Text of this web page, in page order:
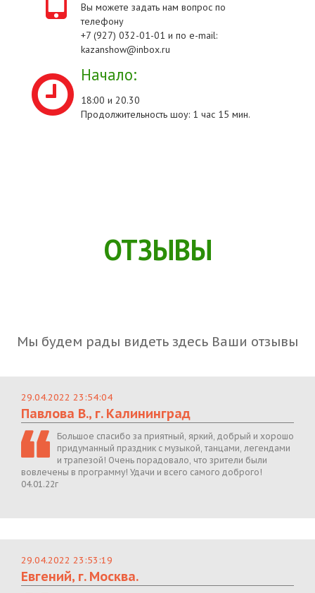
Вы можете задать нам вопрос по
телефону
+7 (927) 032-01-01 и по e-mail:
kazanshow@inbox.ru
Начало:
18:00 и 20.30
Продолжительность шоу: 1 час 15 мин.
ОТЗЫВЫ
Мы будем рады видеть здесь Ваши отзывы
29.04.2022 23:54:04
Павлова В., г. Калининград
Большое спасибо за приятный, яркий, добрый и хорошо
придуманный праздник с музыкой, танцами, легендами
и трапезой! Очень порадовало, что зрители были
вовлечены в программу! Удачи и всего самого доброго!
04.01.22г
29.04.2022 23:53:19
Евгений, г. Москва.